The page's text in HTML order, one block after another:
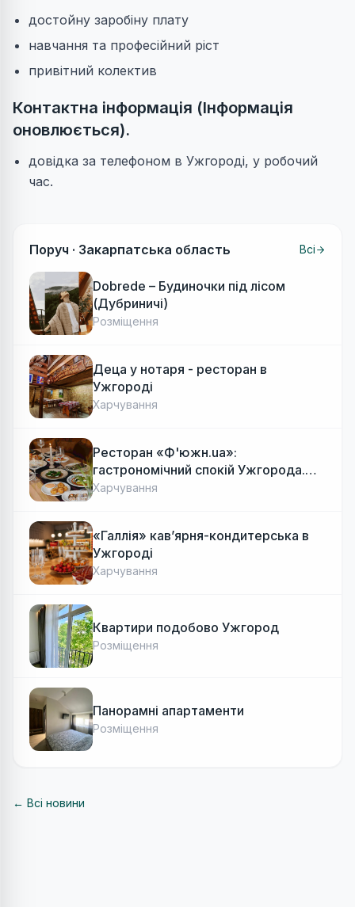
достойну заробіну плату
навчання та професійний ріст
привітний колектив
Контактна інформація (Інформація
оновлюється).
довідка за телефоном в Ужгороді, у робочий
час.
Поруч · Закарпатська область Всі
Dobrede – Будиночки під лісом
(Дубриничі)
Розміщення
Деца у нотаря - ресторан в
Ужгороді
Харчування
Ресторан «Ф'южн.ua»:
гастрономічний спокій Ужгорода.
Авторська локальна кухня, затишок
Харчування
«Галлія» кав’ярня-кондитерська в
Ужгороді
Харчування
Квартири подобово Ужгород
Розміщення
Панорамні апартаменти
Розміщення
← Всі новини